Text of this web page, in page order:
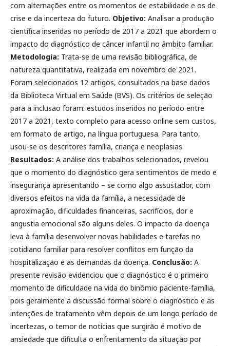
com alternações entre os momentos de estabilidade e os de
crise e da incerteza do futuro. Objetivo: Analisar a produção
científica inseridas no período de 2017 a 2021 que abordem o
impacto do diagnóstico de câncer infantil no âmbito familiar.
Metodologia: Trata-se de uma revisão bibliográfica, de
natureza quantitativa, realizada em novembro de 2021.
Foram selecionados 12 artigos, consultados na base dados
da Biblioteca Virtual em Saúde (BVS). Os critérios de seleção
para a inclusão foram: estudos inseridos no período entre
2017 a 2021, texto completo para acesso online sem custos,
em formato de artigo, na língua portuguesa. Para tanto,
usou-se os descritores família, criança e neoplasias.
Resultados: A análise dos trabalhos selecionados, revelou
que o momento do diagnóstico gera sentimentos de medo e
insegurança apresentando – se como algo assustador, com
diversos efeitos na vida da família, a necessidade de
aproximação, dificuldades financeiras, sacrifícios, dor e
angustia emocional são alguns deles. O impacto da doença
leva à família desenvolver novas habilidades e tarefas no
cotidiano familiar para resolver conflitos em função da
hospitalização e as demandas da doença. Conclusão: A
presente revisão evidenciou que o diagnóstico é o primeiro
momento de dificuldade na vida do binômio paciente-família,
pois geralmente a discussão formal sobre o diagnóstico e as
intenções de tratamento vêm depois de um longo período de
incertezas, o temor de notícias que surgirão é motivo de
ansiedade que dificulta o enfrentamento da situação por